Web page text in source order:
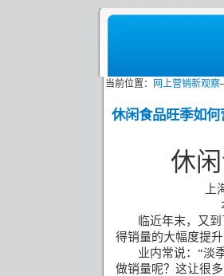
当前位置： 网上营销新观察
休闲食品旺季如何
休
临近年末，又
得销量的大幅度提
业内常说：“淡
做销量呢？这让很